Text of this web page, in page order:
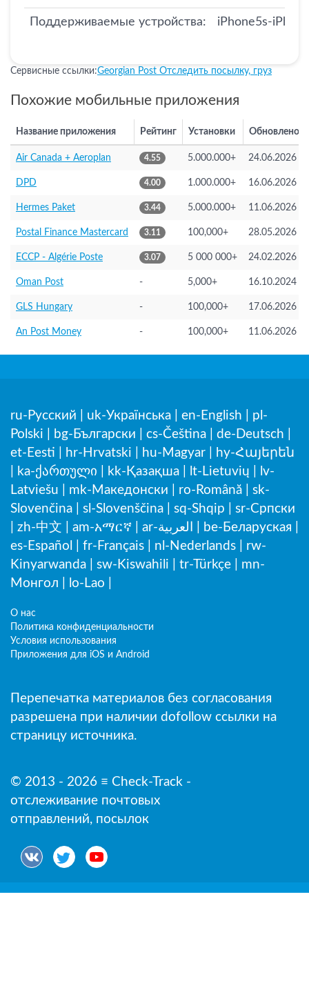
Поддерживаемые устройства: iPhone5s-
Сервисные ссылки:Georgian Post Отследить посылку, груз
Похожие мобильные приложения
Название приложения Рейтинг Установки Обновлено
Air Canada + Aeroplan 4.55 5.000.000+ 24.06.2026
DPD 4.00 1.000.000+ 16.06.2026
Hermes Paket 3.44 5.000.000+ 11.06.2026
Postal Finance Mastercard 3.11 100,000+ 28.05.2026
ECCP - Algérie Poste 3.07 5 000 000+ 24.02.2026
Oman Post - 5,000+ 16.10.2024
GLS Hungary - 100,000+ 17.06.2026
An Post Money - 100,000+ 11.06.2026
ru-Русский uk-Українська en-English
pl-
Polski
bg-Български cs-Čeština de-Deutsch
et-Eesti
hr-Hrvatski hu-Magyar
hy-Հայերեն
ka-ქართული kk-Қазақша lt-Lietuvių
lv-
Latviešu
mk-Македонски ro-Română
sk-
Slovenčina
sl-Slovenščina sq-Shqip
sr-Српски
zh-中文 am-አማርኛ ar-العربية be-Беларуская
es-Español
fr-Français nl-Nederlands
rw-
Kinyarwanda
sw-Kiswahili tr-Türkçe
mn-
Монгол
lo-Lao
О нас
Политика конфиденциальности
Условия использования
Приложения для iOS и Android
Перепечатка материалов без согласования
разрешена при наличии dofollow ссылки на
страницу источника.
© 2013 - 2026 ≡ Check-Track -
отслеживание почтовых
отправлений, посылок